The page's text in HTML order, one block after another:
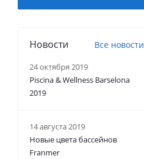
Новости Все новости
24 октября 2019
Piscina & Wellness Barselona
2019
14 августа 2019
Новые цвета бассейнов
Franmer